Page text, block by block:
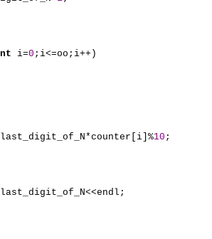
i=0 ;i<=oo;i++)
10 ;